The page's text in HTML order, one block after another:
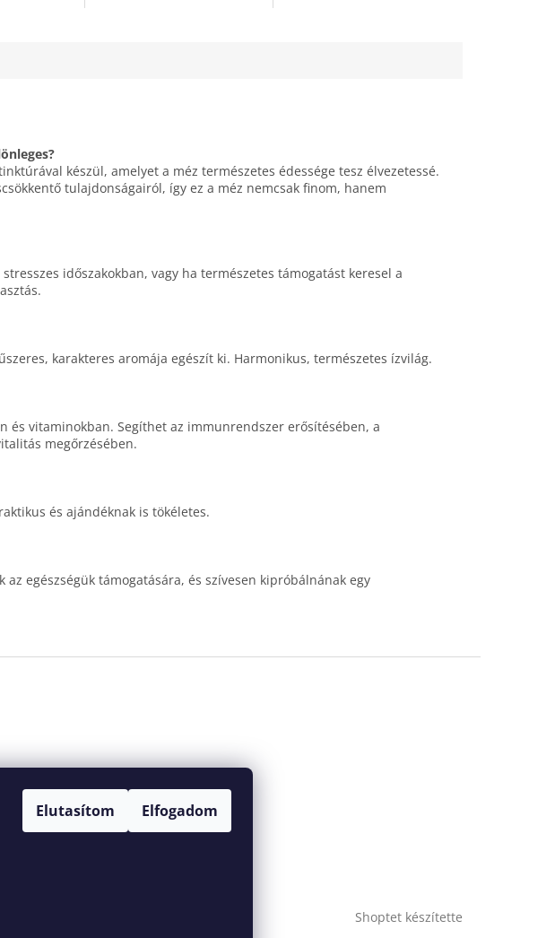
Elutasítom Elfogadom
készül, amelyet a méz természetes édessége tesz élvezetessé.
tulajdonságairól, így ez a méz nemcsak finom, hanem
időszakokban, vagy ha természetes támogatást keresel a
karakteres aromája egészít ki. Harmonikus, természetes ízvilág.
és vitaminokban. Segíthet az immunrendszer erősítésében, a
megőrzésében.
és ajándéknak is tökéletes.
egészségük támogatására, és szívesen kipróbálnának egy
r
k
r
Shoptet készítette